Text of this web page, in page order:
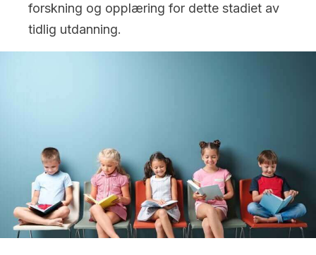
forskning og opplæring for dette stadiet av
tidlig utdanning.